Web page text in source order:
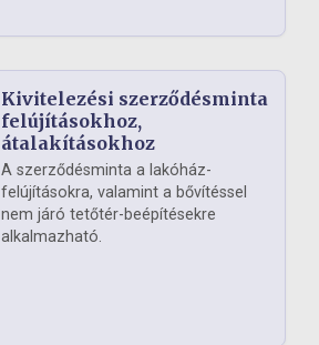
Kivitelezési szerződésminta
felújításokhoz,
átalakításokhoz
A szerződésminta a lakóház-
felújításokra, valamint a bővítéssel
nem járó tetőtér-beépítésekre
alkalmazható.